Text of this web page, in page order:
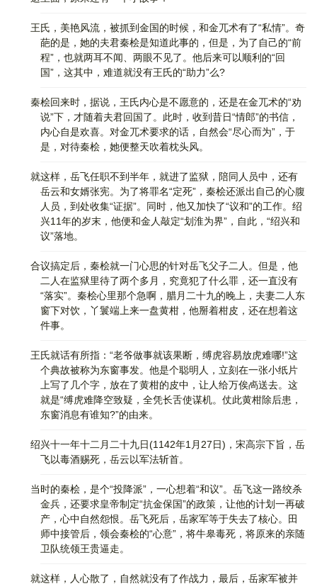
王氏，美艳风流，被抓到金国的时候，和金兀术有了“私情”。奇
葩的是，她的夫君秦桧是知道此事的，但是，为了自己的“前
程”，也就两耳不闻、两眼不见了。他后来可以顺利的“回
国”，这其中，难道就没有王氏的“助力”么?
秦桧回来时，据说，王氏内心是不愿意的，还是在金兀术的“劝
说”下，才随着夫君回国了。此时，收到昔日“情郎”的书信，
内心自是欢喜。对金兀术要求的话，自然会“尽心而为”，于
是，对待秦桧，她便整天吹着枕头风。
就这样，岳飞任职不到半年，就进了监狱，陪同人员中，还有
岳云和女婿张宪。为了将罪名“定死”，秦桧还派出自己的心腹
人员，到处收集“证据”。同时，他又加快了“议和”的工作。绍
兴11年的岁末，他便和金人敲定“划淮为界”，自此，“绍兴和
议”落地。
合议搞定后，秦桧就一门心思的针对岳飞父子二人。但是，他
二人在监狱里待了两个多月，究竟犯了什么罪，还一直没有
“落实”。秦桧心里那个急啊，腊月二十九的晚上，夫妻二人东
窗下对饮，丫鬟端上来一盘黄柑，他掰着柑皮，还在想着这
件事。
王氏就话有所指：“老爷做事就该果断，缚虎容易放虎难哪!”这
个典故被称为东窗事发。他是个聪明人，立刻在一张小纸片
上写了几个字，放在了黄柑的皮中，让人给万俟卨送去。这
就是“缚虎难降空致疑，全凭长舌使谋机。仗此黄柑除后患，
东窗消息有谁知?”的由来。
绍兴十一年十二月二十九日(1142年1月27日)，宋高宗下旨，岳
飞以毒酒赐死，岳云以军法斩首。
当时的秦桧，是个“投降派”，一心想着“和议”。岳飞这一路绞杀
金兵，还要求皇帝制定“抗金保国”的政策，让他的计划一再破
产，心中自然怨恨。岳飞死后，岳家军等于失去了核心。田
师中接管后，领会秦桧的“心意”，将牛皋毒死，将原来的亲随
卫队统领王贵逼走。
就这样，人心散了，自然就没有了作战力，最后，岳家军被并